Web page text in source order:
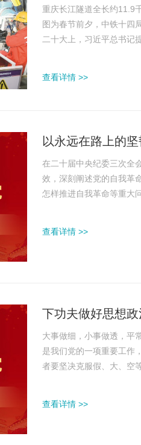
重庆长江隧道全长约11.9
图为春节前夕，中铁十四
二十大上，习近平总书记
摘编》（以下简称《...
查看详情 >>
以永远在路上的
在二十届中央纪委三次全
效，深刻阐述党的自我革
怎样推进自我革命等重大
强国建设、民族复兴伟业
查看详情 >>
下功夫做好思想
大事做细，小事做透，平
是我们党的一项重要工作
者要坚决克服假、大、空
果。做思想政治工作，要
查看详情 >>